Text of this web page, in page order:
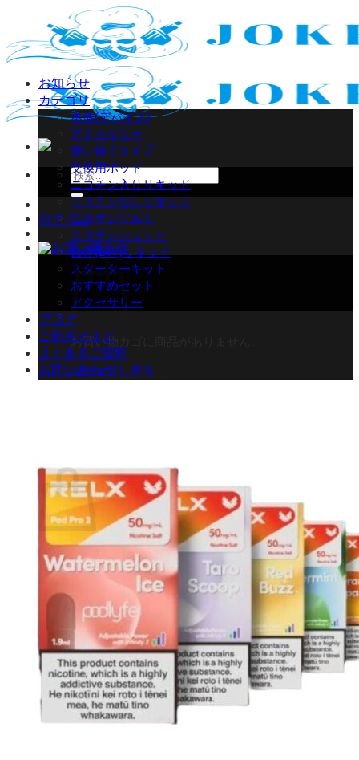
content
検
索
対
象:
ログイン
お買い物カゴに商品がありません。
ショップに戻る
お買い物カゴに商品がありません。
ショップに戻る
お知らせ
カテゴリ
本体(デバイス)
アクセサリー
使い捨てタイプ
交換用ポッド
ニコチン入りリキッド
ニコチンなしリキッド
ニコチンソルト
ニコチンショット
自作(DIY)リキッド
スターターキット
おすすめセット
アクセサリー
ブログ
ご利用ガイド
よくあるご質問
お問い合わせ